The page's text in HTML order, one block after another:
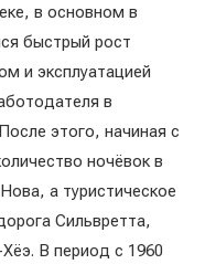
в основном в
быстрый рост
и эксплуатацией
в
этого, начиная с
ночёвок в
а туристическое
Сильвретта,
В период с 1960